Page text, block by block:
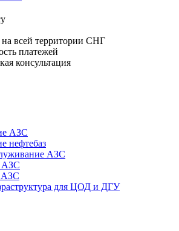
на всей территории СНГ
платежей
консультация
АЗС
нефтебаз
АЗС
АЗС
АЗС
для ЦОД и ДГУ